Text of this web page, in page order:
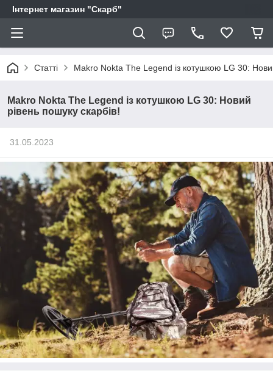
Інтернет магазин "Скарб"
Статті Makro Nokta The Legend із котушкою LG 30:
Makro Nokta The Legend із котушкою LG 30: Новий
рівень пошуку скарбів!
31.05.2023